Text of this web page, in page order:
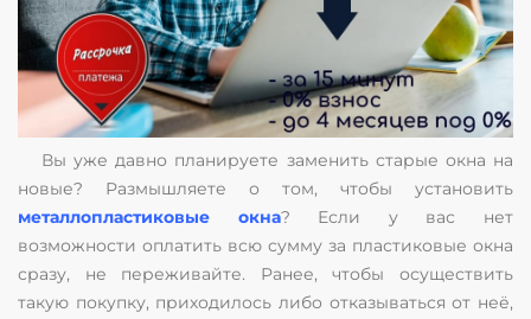
Вы уже давно планируете заменить старые окна на
новые? Размышляете о том, чтобы установить
металлопластиковые окна? Если у вас нет
возможности оплатить всю сумму за пластиковые окна
сразу, не переживайте. Ранее, чтобы осуществить
такую покупку, приходилось либо отказываться от неё,